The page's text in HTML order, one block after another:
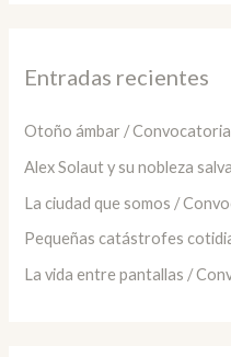
r
:
Entradas recientes
Otoño ámbar / Convocatoria
Alex Solaut y su nobleza
La ciudad que somos /
Pequeñas catástrofes
La vida entre pantallas /